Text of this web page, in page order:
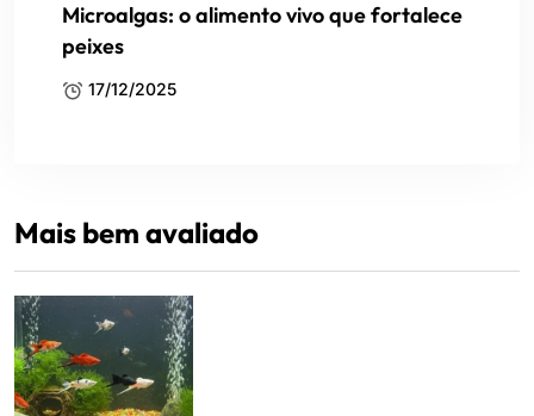
Microalgas: o alimento vivo que fortalece
peixes
17/12/2025
Mais bem avaliado